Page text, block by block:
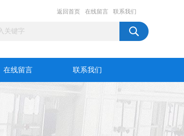
返回首页 在线留言 联系我们
在线留言 联系我们